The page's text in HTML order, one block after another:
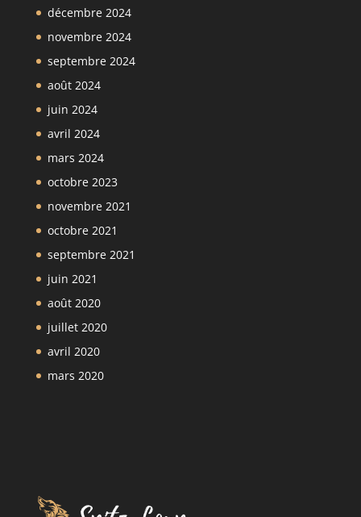
décembre 2024
novembre 2024
septembre 2024
août 2024
juin 2024
avril 2024
mars 2024
octobre 2023
novembre 2021
octobre 2021
septembre 2021
juin 2021
août 2020
juillet 2020
avril 2020
mars 2020